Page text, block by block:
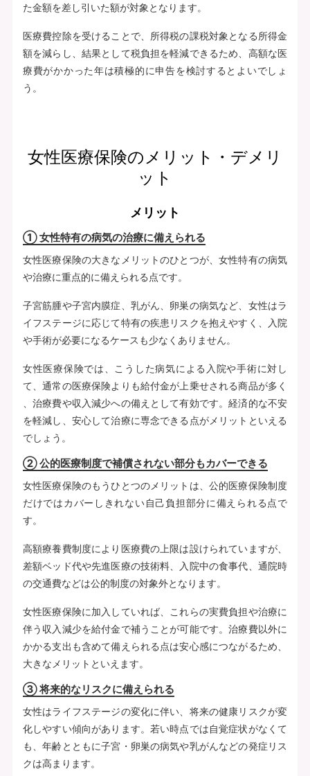
た金額を差し引いた額が対象となります。
医療費控除を受けることで、所得税の課税対象となる所得金
額を減らし、結果として税負担を軽減できるため、高額な医
療費がかかった年は積極的に申告を検討するとよいでしょ
う。
女性医療保険のメリット・デメリ
ット
メリット
① 女性特有の病気の治療に備えられる
女性医療保険の大きなメリットのひとつが、女性特有の病気
や治療に重点的に備えられる点です。
子宮筋腫や子宮内膜症、乳がん、卵巣の病気など、女性はラ
イフステージに応じて特有の疾患リスクを抱えやすく、入院
や手術が必要になるケースも少なくありません。
女性医療保険では、こうした病気による入院や手術に対し
て、通常の医療保険よりも給付金が上乗せされる商品が多く
、治療費や収入減少への備えとして有効です。経済的な不安
を軽減し、安心して治療に専念できる点がメリットといえる
でしょう。
② 公的医療制度で補償されない部分もカバーできる
女性医療保険のもうひとつのメリットは、公的医療保険制度
だけではカバーしきれない自己負担部分に備えられる点で
す。
高額療養費制度により医療費の上限は設けられていますが、
差額ベッド代や先進医療の技術料、入院中の食事代、通院時
の交通費などは公的制度の対象外となります。
女性医療保険に加入していれば、これらの実費負担や治療に
伴う収入減少を給付金で補うことが可能です。治療費以外に
かかる支出も含めて備えられる点は安心感につながるため、
大きなメリットといえます。
③ 将来的なリスクに備えられる
女性はライフステージの変化に伴い、将来の健康リスクが変
化しやすい傾向があります。若い時点では自覚症状がなくて
も、年齢とともに子宮・卵巣の病気や乳がんなどの発症リス
クは高まります。